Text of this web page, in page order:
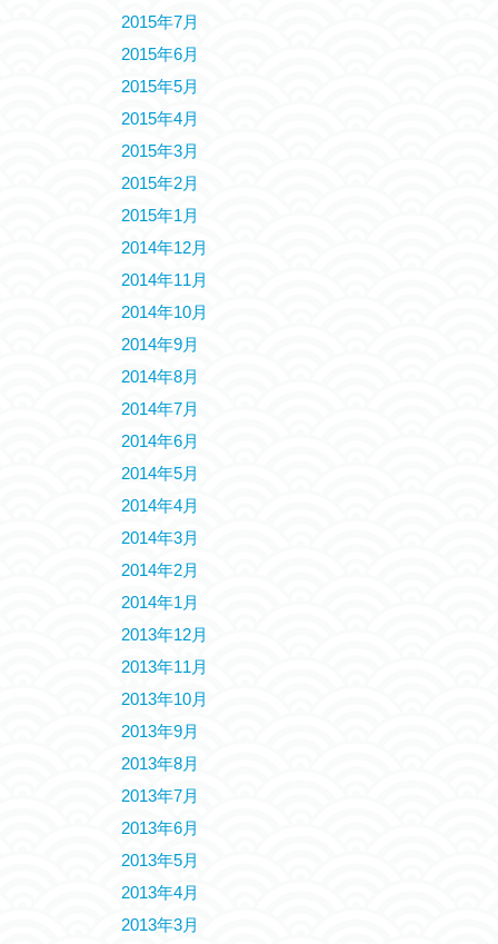
2015年7月
2015年6月
2015年5月
2015年4月
2015年3月
2015年2月
2015年1月
2014年12月
2014年11月
2014年10月
2014年9月
2014年8月
2014年7月
2014年6月
2014年5月
2014年4月
2014年3月
2014年2月
2014年1月
2013年12月
2013年11月
2013年10月
2013年9月
2013年8月
2013年7月
2013年6月
2013年5月
2013年4月
2013年3月